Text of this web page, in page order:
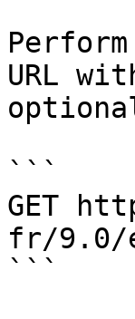
URL
```
GET
fr/9.0/
```